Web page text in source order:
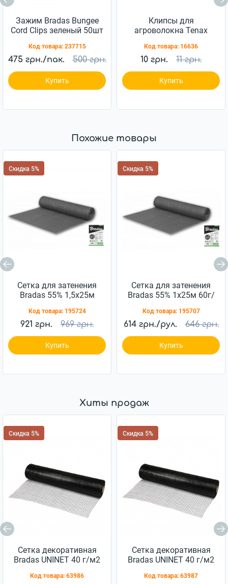
Зажим Bradas Bungee
Cord Clips зеленый 50шт
Код товара: 237715
475 грн./пак. 500 грн.
Купить
Клипсы для
агроволокна Tenax
Код товара: 16636
10 грн. 11 грн.
Купить
Похожие товары
Скидка 5%
Сетка для затенения
Bradas 55% 1,5х25м
CO6015025GY)
Код товара: 195724
921 грн. 969 грн.
Купить
Скидка 5%
Сетка для затенения
Bradas 55% 1х25м 60г/
Код товара: 195707
614 грн./рул. 646 грн.
Купить
Хиты продаж
Скидка 5%
Сетка декоративная
Bradas UNINET 40 г/м2
Код товара: 63986
Скидка 5%
Сетка декоративная
Bradas UNINET 40 г/м2
Код товара: 63987